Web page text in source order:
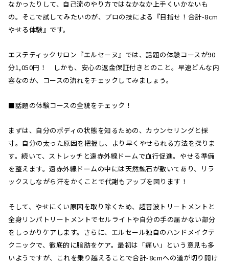
なかったりして、自己流のやり方ではなかなか上手くいかないも
の。そこで試してみたいのが、プロの技による『目指せ！合計-8cm
やせる体験』です。
エステティックサロン『エルセーヌ』では、話題の体験コースが90
分1,050円！ しかも、安心の返金保証付きとのこと。早速どんな内
容なのか、コースの流れをチェックしてみましょう。
■話題の体験コースの全貌をチェック！
まずは、自分のボディの状態を知るための、カウンセリングと採
寸。自分の太った原因を把握し、より早くやせられる方法を探りま
す。続いて、ストレッチと遠赤外線ドームで血行促進。やせる準備
を整えます。遠赤外線ドームの中には天然鉱石が敷いてあり、リラ
ックスしながら汗をかくことで代謝もアップを図ります！
そして、やせにくい原因を取り除くため、超音波トリートメントと
全身リンパトリートメントでセルライトや自分の手の届かない部分
をしっかりケアします。さらに、エルセール独自のハンドメイクテ
クニックで、徹底的に脂肪をケア。最初は「痛い」という意見も多
いようですが、これを乗り越えることで合計-8cmへの道が切り開け